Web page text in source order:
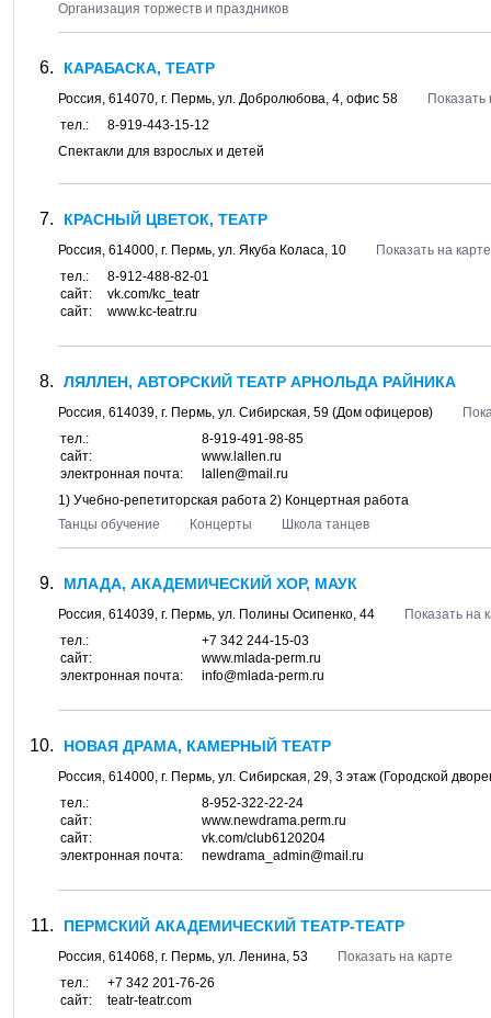
Организация торжеств и праздников
КАРАБАСКА, ТЕАТР
Россия, 614070, г. Пермь, ул. Добролюбова, 4, офис 58
Показать
тел.:
8-919-443-15-12
Спектакли для взрослых и детей
КРАСНЫЙ ЦВЕТОК, ТЕАТР
Россия, 614000, г. Пермь, ул. Якуба Коласа, 10
Показать на карте
тел.:
8-912-488-82-01
сайт:
vk.com/kc_teatr
сайт:
www.kc-teatr.ru
ЛЯЛЛЕН, АВТОРСКИЙ ТЕАТР АРНОЛЬДА РАЙНИКА
Россия, 614039, г. Пермь, ул. Сибирская, 59 (Дом офицеров)
тел.:
8-919-491-98-85
сайт:
www.lallen.ru
электронная почта:
lallen@mail.ru
1) Учебно-репетиторская работа 2) Концертная работа
Танцы обучение
Концерты Школа танцев
МЛАДА, АКАДЕМИЧЕСКИЙ ХОР, МАУК
Россия, 614039, г. Пермь, ул. Полины Осипенко, 44
Показать на
тел.:
+7 342 244-15-03
сайт:
www.mlada-perm.ru
электронная почта:
info@mlada-perm.ru
НОВАЯ ДРАМА, КАМЕРНЫЙ ТЕАТР
Россия, 614000, г. Пермь, ул. Сибирская, 29, 3 этаж (Городской
тел.:
8-952-322-22-24
сайт:
www.newdrama.perm.ru
сайт:
vk.com/club6120204
электронная почта:
newdrama_admin@mail.ru
ПЕРМСКИЙ АКАДЕМИЧЕСКИЙ ТЕАТР-ТЕАТР
Россия, 614068, г. Пермь, ул. Ленина, 53
Показать на карте
тел.:
+7 342 201-76-26
сайт:
teatr-teatr.com